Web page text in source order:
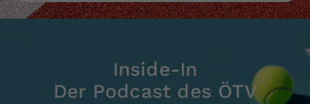
Inside-In
Der Podcast des ÖTV